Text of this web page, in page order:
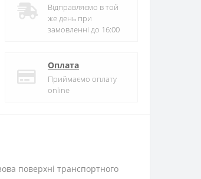
Відправляємо в той
же день при
замовленні до 16:00
Оплата
Приймаємо оплату
online
поверхні транспортного